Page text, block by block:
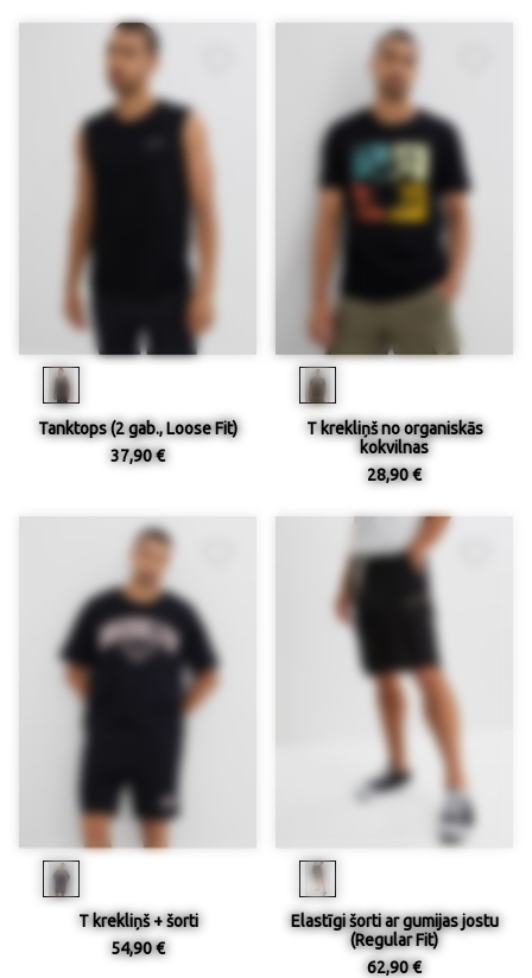
Tanktops (2 gab., Loose Fit)
37,90 €
T krekliņš no organiskās
kokvilnas
28,90 €
T krekliņš + šorti
54,90 €
Elastīgi šorti ar gumijas jostu
(Regular Fit)
62,90 €